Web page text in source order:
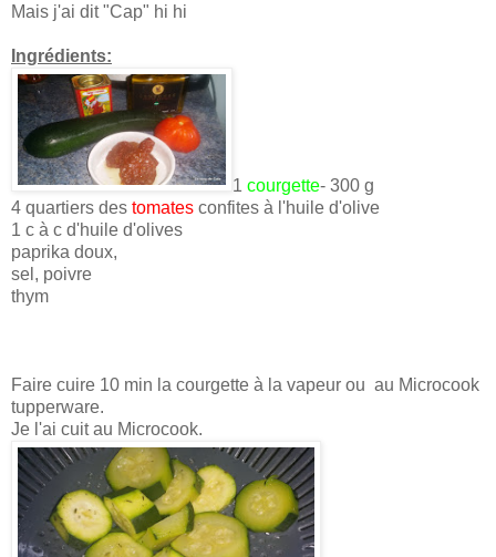
Mais j'ai dit "Cap" hi hi
Ingrédients:
1 courgette- 300 g
4 quartiers des tomates confites à l'huile d'olive
1 c à c d'huile d'olives
paprika doux,
sel, poivre
thym
Faire cuire 10 min la courgette à la vapeur ou au Microcook
tupperware.
Je l'ai cuit au Microcook.